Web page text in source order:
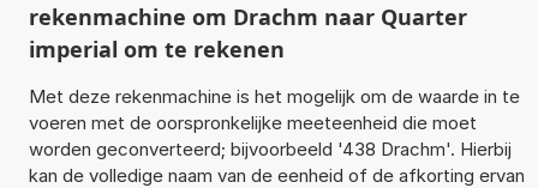
rekenmachine om Drachm naar Quarter
imperial om te rekenen
Met deze rekenmachine is het mogelijk om de waarde in te
voeren met de oorspronkelijke meeteenheid die moet
worden geconverteerd; bijvoorbeeld '438 Drachm'. Hierbij
kan de volledige naam van de eenheid of de afkorting ervan